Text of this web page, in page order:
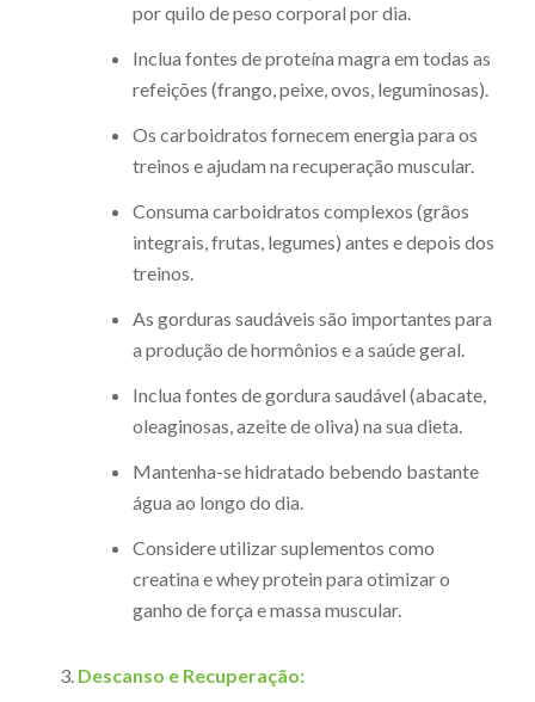
por quilo de peso corporal por dia.
Inclua fontes de proteína magra em todas as
refeições (frango, peixe, ovos, leguminosas).
Os carboidratos fornecem energia para os
treinos e ajudam na recuperação muscular.
Consuma carboidratos complexos (grãos
integrais, frutas, legumes) antes e depois dos
treinos.
As gorduras saudáveis são importantes para
a produção de hormônios e a saúde geral.
Inclua fontes de gordura saudável (abacate,
oleaginosas, azeite de oliva) na sua dieta.
Mantenha-se hidratado bebendo bastante
água ao longo do dia.
Considere utilizar suplementos como
creatina e whey protein para otimizar o
ganho de força e massa muscular.
Descanso e Recuperação: